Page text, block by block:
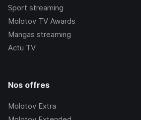
Sport streaming
Molotov TV Awards
Mangas streaming
Actu TV
Nos offres
Molotov Extra